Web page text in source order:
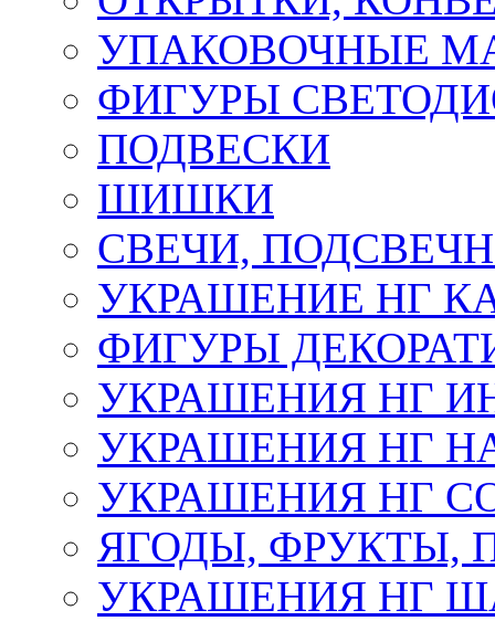
УПАКОВОЧНЫЕ
ФИГУРЫ
ПОДВЕСКИ
ШИШКИ
СВЕЧИ,
УКРАШЕНИЕ НГ
ФИГУРЫ
УКРАШЕНИЯ НГ
УКРАШЕНИЯ НГ
УКРАШЕНИЯ НГ
ЯГОДЫ, ФРУКТЫ,
УКРАШЕНИЯ НГ